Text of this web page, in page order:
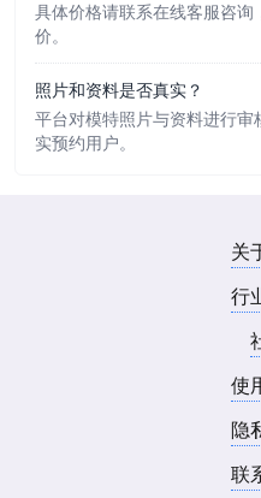
具体价格请联系在线客服咨
价。
照片和资料是否真实？
平台对模特照片与资料进行
实预约用户。
关
行
使
隐
联